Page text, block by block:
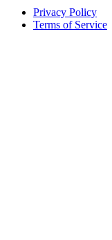
Privacy Policy
Terms of Service